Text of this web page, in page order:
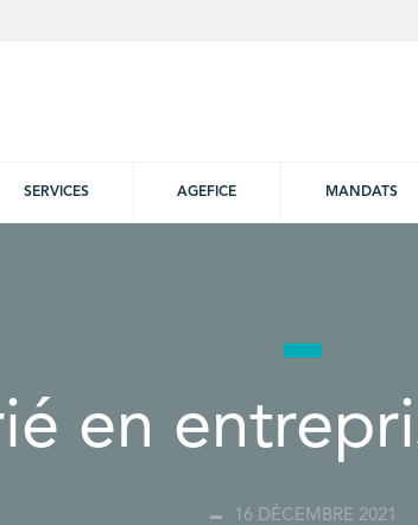
SERVICES AGEFICE MANDATS
en
16 DÉCEMBRE 2021